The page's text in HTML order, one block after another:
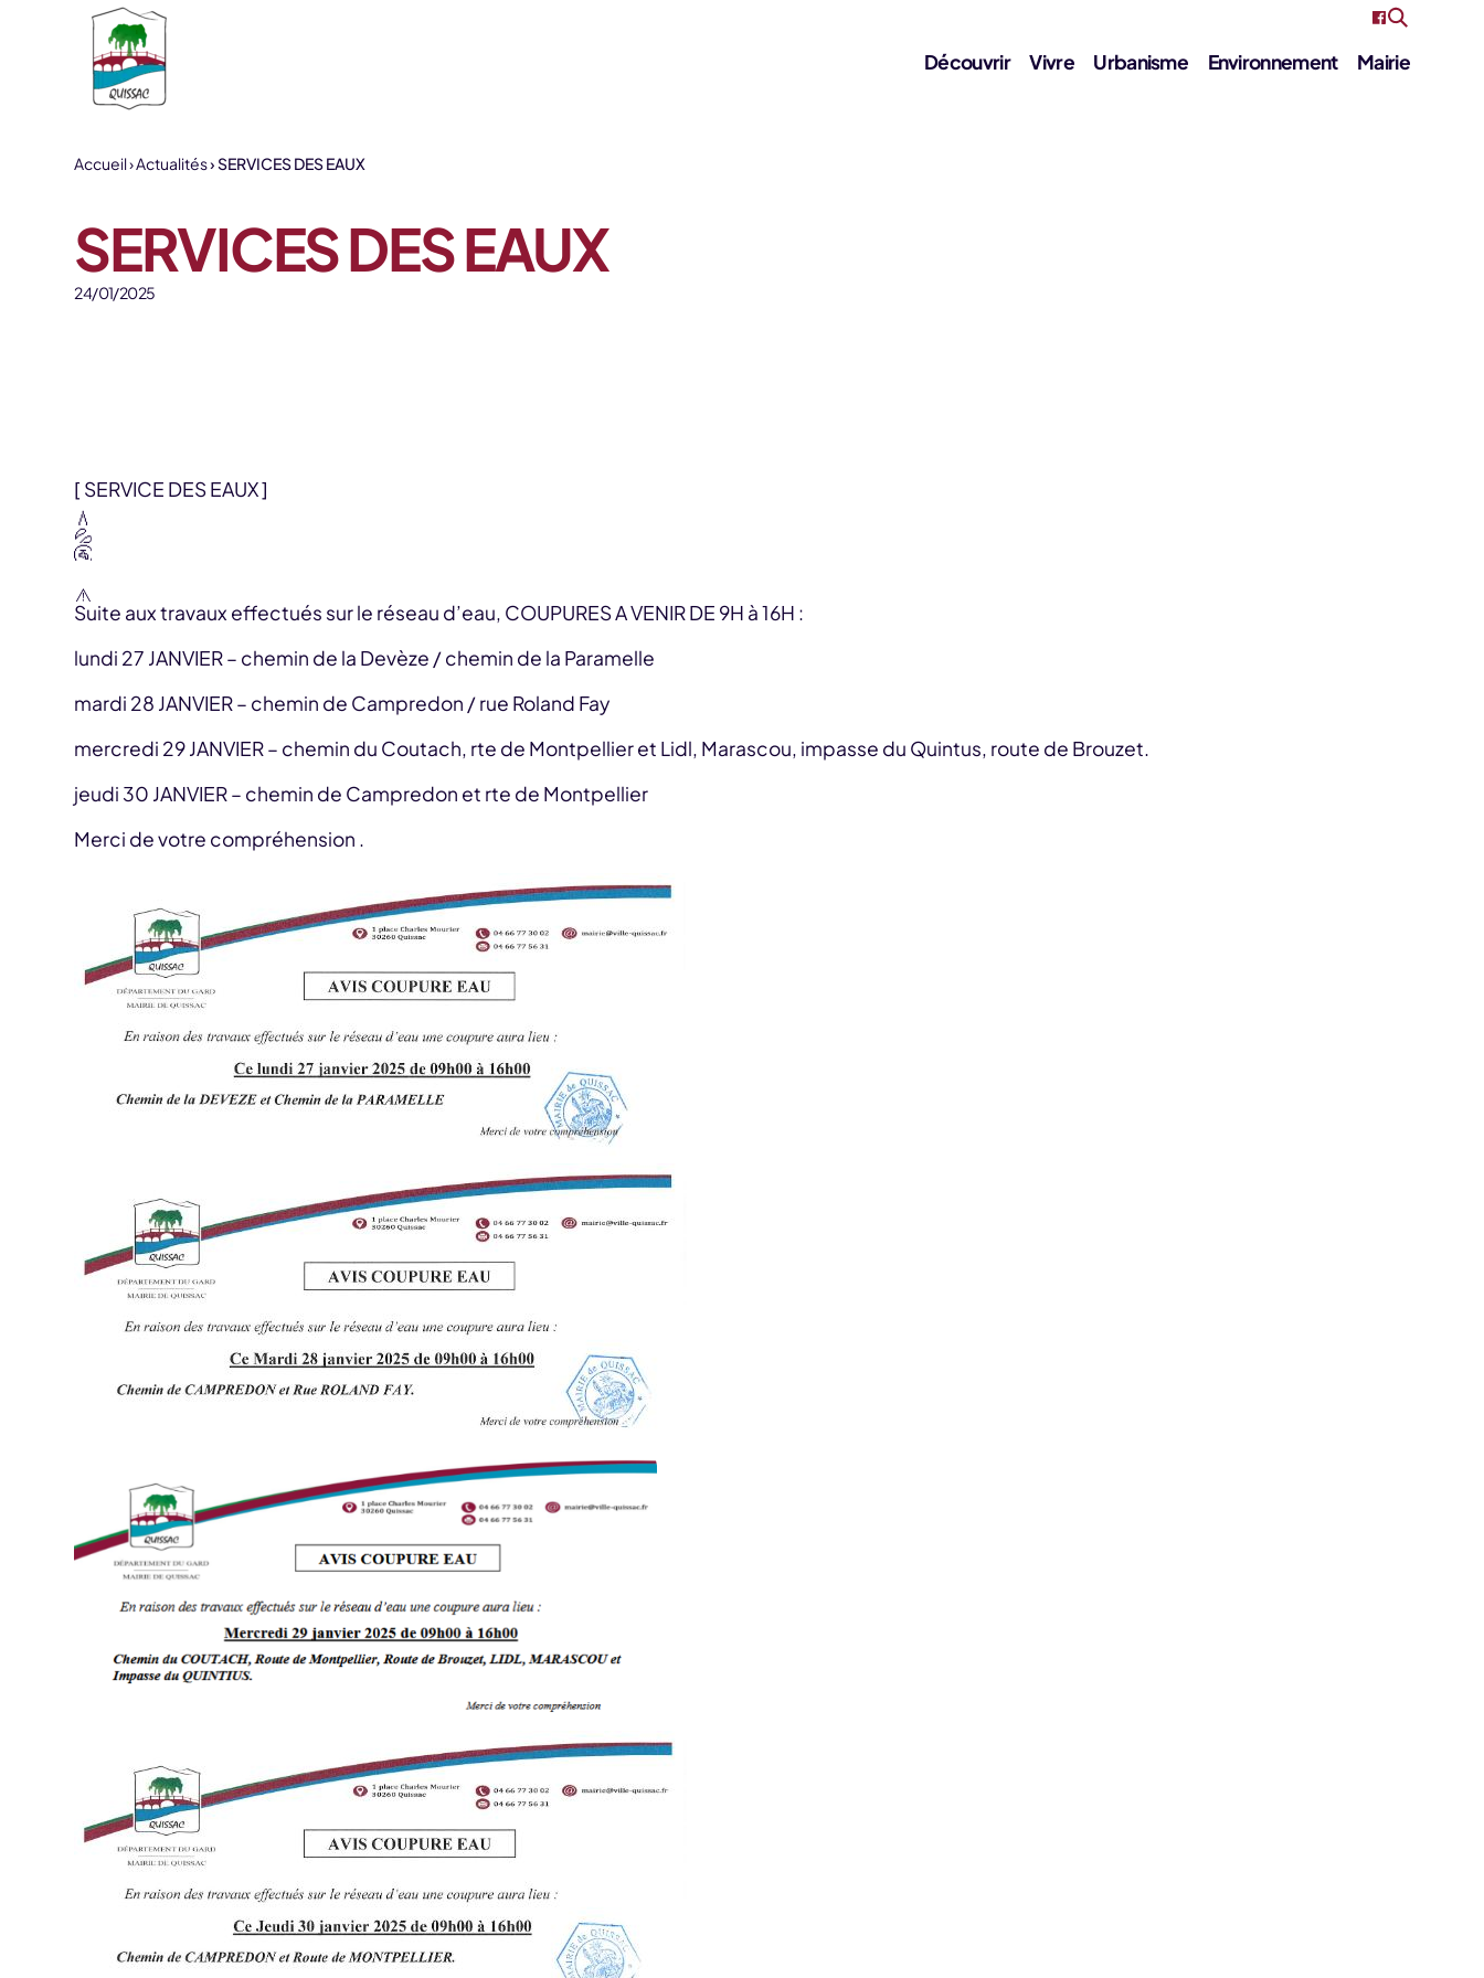
Aller au contenu
Découvrir Vivre Urbanisme Environnement Mairie
Accueil Actualités SERVICES DES EAUX
SERVICES DES EAUX
24/01/2025
[ SERVICE DES EAUX ]
Suite aux travaux effectués sur le réseau d’eau, COUPURES A VENIR DE 9H à 16H :
lundi 27 JANVIER – chemin de la Devèze / chemin de la Paramelle
mardi 28 JANVIER – chemin de Campredon / rue Roland Fay
mercredi 29 JANVIER – chemin du Coutach, rte de Montpellier et Lidl, Marascou, impasse du Quintus, route de Brouzet.
jeudi 30 JANVIER – chemin de Campredon et rte de Montpellier
Merci de votre compréhension .